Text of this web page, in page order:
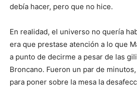
debía hacer, pero que no hice.
En realidad, el universo no quería
era que prestase atención a lo que
a punto de decirme a pesar de las
Broncano. Fueron un par de
para poner sobre la mesa la